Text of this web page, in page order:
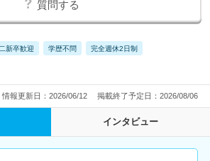
質問する
新卒歓迎 学歴不問 完全週休2日制
情報更新日：2026/06/12 掲載終了予定日：2026/08/06
インタビュー